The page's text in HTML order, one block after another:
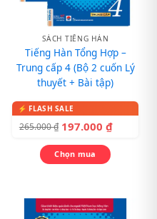
SÁCH TIẾNG HÀN
Tiếng Hàn Tổng Hợp –
Trung cấp 4 (Bộ 2 cuốn Lý
thuyết + Bài tập)
265.000₫ 197.000 ₫
Chọn mua